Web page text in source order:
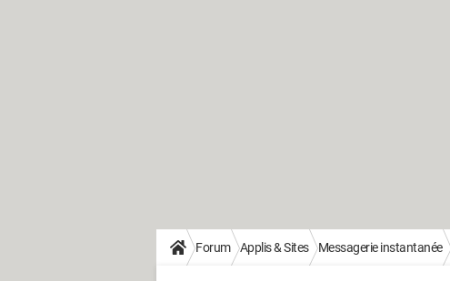
Forum Applis & Sites Messagerie instantanée